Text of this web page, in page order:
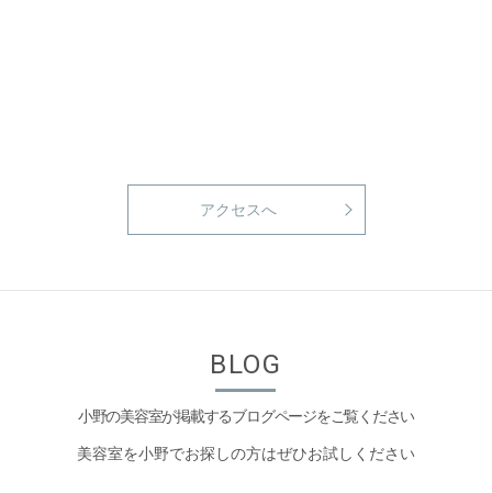
アクセスへ
小野の美容室が掲載するブログページをご覧ください
BLOG
美容室を小野でお探しの方はぜひお試しください